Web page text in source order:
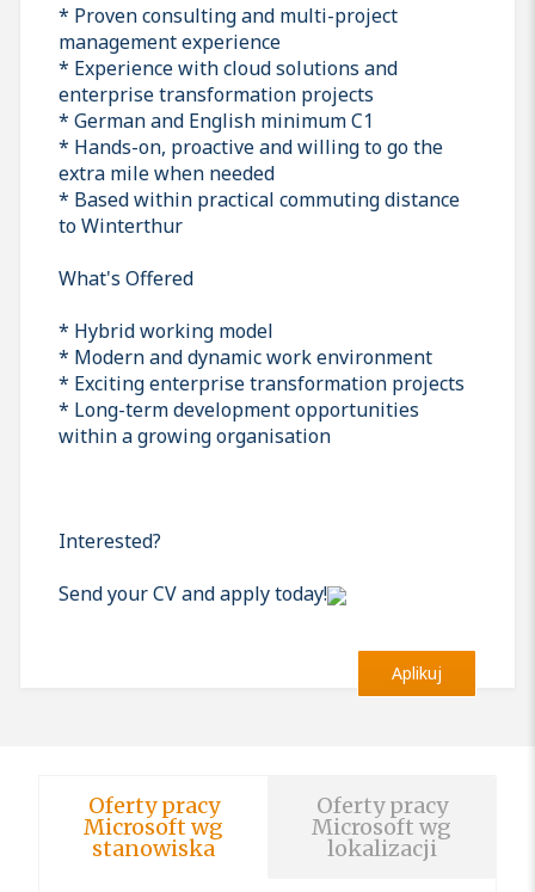
* Proven consulting and multi-project
management experience
* Experience with cloud solutions and
enterprise transformation projects
* German and English minimum C1
* Hands-on, proactive and willing to go the
extra mile when needed
* Based within practical commuting distance
to Winterthur
What's Offered
* Hybrid working model
* Modern and dynamic work environment
* Exciting enterprise transformation projects
* Long-term development opportunities
within a growing organisation
Interested?
Send your CV and apply today!
Aplikuj
Oferty pracy
Microsoft wg
stanowiska
Oferty pracy
Microsoft wg
lokalizacji